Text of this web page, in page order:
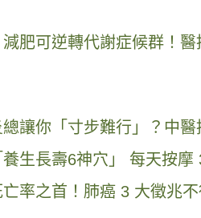
減肥可逆轉代謝症候群！
讓你「寸步難行」？中
生長壽6神穴」 每天按
率之首！肺癌 3 大徵兆不